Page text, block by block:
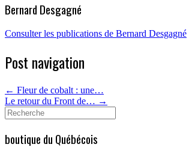
Bernard Desgagné
Consulter les publications de Bernard Desgagné
Post navigation
← Fleur de cobalt : une…
Le retour du Front de… →
Search
for:
boutique du Québécois